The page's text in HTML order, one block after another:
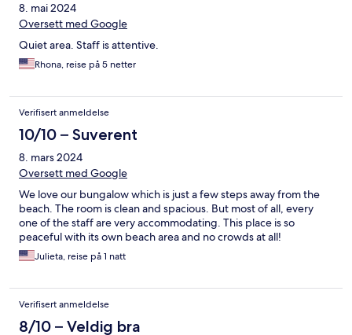
8. mai 2024
Oversett med Google
Quiet area. Staff is attentive.
Rhona, reise på 5 netter
Verifisert anmeldelse
10/10 – Suverent
8. mars 2024
Oversett med Google
We love our bungalow which is just a few steps away from the
beach. The room is clean and spacious. But most of all, every
one of the staff are very accommodating. This place is so
peaceful with its own beach area and no crowds at all!
Julieta, reise på 1 natt
Verifisert anmeldelse
8/10 – Veldig bra